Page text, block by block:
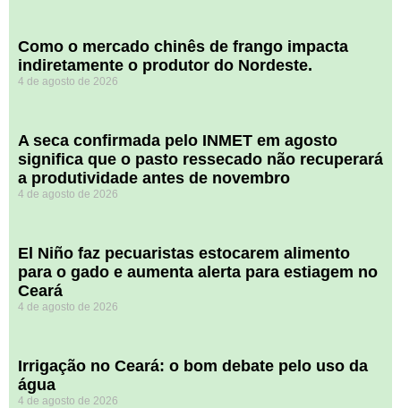
​Como o mercado chinês de frango impacta
indiretamente o produtor do Nordeste.
4 de agosto de 2026
A seca confirmada pelo INMET em agosto
significa que o pasto ressecado não recuperará
a produtividade antes de novembro
4 de agosto de 2026
El Niño faz pecuaristas estocarem alimento
para o gado e aumenta alerta para estiagem no
Ceará
4 de agosto de 2026
Irrigação no Ceará: o bom debate pelo uso da
água
4 de agosto de 2026